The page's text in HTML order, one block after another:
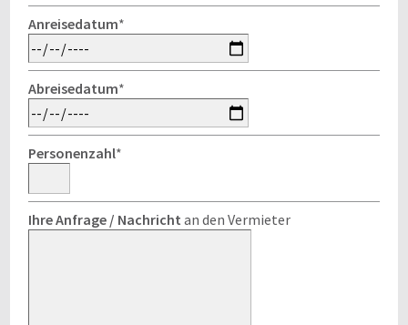
Anreisedatum*
Abreisedatum*
Personenzahl*
Ihre Anfrage / Nachricht an den Vermieter